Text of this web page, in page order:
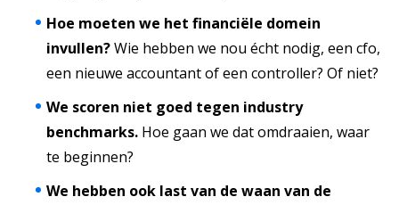
Hoe moeten we het financiële domein
invullen?Wie hebben we nou écht nodig, een cfo,
een nieuwe accountant of een controller? Of niet?
We scoren niet goed tegen industry
benchmarks. Hoe gaan we dat omdraaien, waar
te beginnen?
We hebben ook last van de waan van de